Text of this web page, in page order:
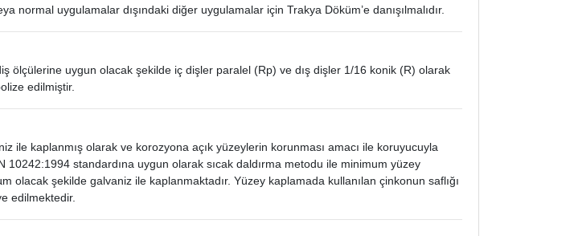
normal uygulamalar dışındaki diğer uygulamalar için Trakya Döküm’e danışılmalıdır.
ölçülerine uygun olacak şekilde iç dişler paralel (Rp) ve dış dişler 1/16 konik (R) olarak
edilmiştir.
ile kaplanmış olarak ve korozyona açık yüzeylerin korunması amacı ile koruyucuyla
10242:1994 standardına uygun olarak sıcak daldırma metodu ile minimum yüzey
olacak şekilde galvaniz ile kaplanmaktadır. Yüzey kaplamada kullanılan çinkonun saflığı
edilmektedir.